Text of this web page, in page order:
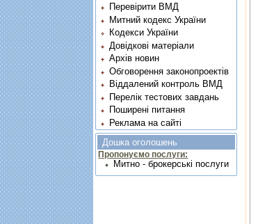
Перевірити ВМД
Митний кодекс України
Кодекси України
Довідкові матеріали
Архів новин
Обговорення законопроектів
Віддалений контроль ВМД
Перелік тестових завдань
Поширені питання
Реклама на сайті
Дошка оголошень
Пропонуємо послуги:
Митно - брокерські послуги